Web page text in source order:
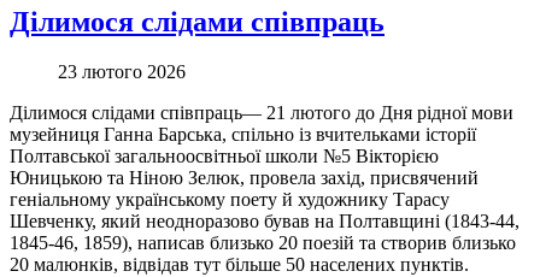
Ділимося слідами співпраць
23 лютого 2026
Ділимося слідами співпраць— 21 лютого до Дня рідної мови
музейниця Ганна Барська, спільно із вчительками історії
Полтавської загальноосвітньої школи №5 Вікторією
Юницькою та Ніною Зелюк, провела захід, присвячений
геніальному українському поету й художнику Тарасу
Шевченку, який неодноразово бував на Полтавщині (1843-44,
1845-46, 1859), написав близько 20 поезій та створив близько
20 малюнків, відвідав тут більше 50 населених пунктів.